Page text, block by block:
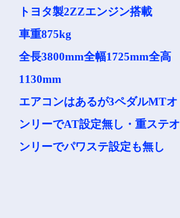
トヨタ製2ZZエンジン搭載
車重875kg
全長3800mm全幅1725mm全高
1130mm
エアコンはあるが3ペダルMTオ
ンリーでAT設定無し・重ステオ
ンリーでパワステ設定も無し